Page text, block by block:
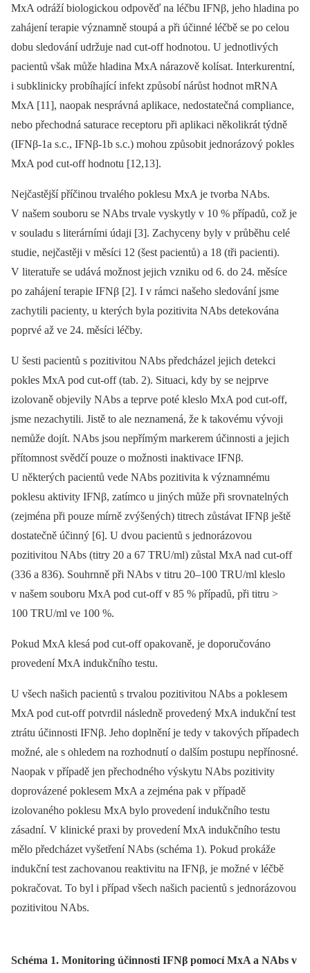
MxA odráží biologickou odpověď na léčbu IFNβ, jeho hladina po
zahájení terapie významně stoupá a při účinné léčbě se po celou
dobu sledování udržuje nad cut-off hodnotou. U jednotlivých
pacientů však může hladina MxA nárazově kolísat. Interkurentní,
i subklinicky probíhající infekt způsobí nárůst hodnot mRNA
MxA [11], naopak nesprávná aplikace, nedostatečná compliance,
nebo přechodná saturace receptoru při aplikaci několikrát týdně
(IFNβ-1a s.c., IFNβ-1b s.c.) mohou způsobit jednorázový pokles
MxA pod cut-off hodnotu [12,13].
Nejčastější příčinou trvalého poklesu MxA je tvorba NAbs.
V našem souboru se NAbs trvale vyskytly v 10 % případů, což je
v souladu s literárními údaji [3]. Zachyceny byly v průběhu celé
studie, nejčastěji v měsíci 12 (šest pacientů) a 18 (tři pacienti).
V literatuře se udává možnost jejich vzniku od 6. do 24. měsíce
po zahájení terapie IFNβ [2]. I v rámci našeho sledování jsme
zachytili pacienty, u kterých byla pozitivita NAbs detekována
poprvé až ve 24. měsíci léčby.
U šesti pacientů s pozitivitou NAbs předcházel jejich detekci
pokles MxA pod cut-off (tab. 2). Situaci, kdy by se nejprve
izolovaně objevily NAbs a teprve poté kleslo MxA pod cut-off,
jsme nezachytili. Jistě to ale neznamená, že k takovému vývoji
nemůže dojít. NAbs jsou nepřímým markerem účinnosti a jejich
přítomnost svědčí pouze o možnosti inaktivace IFNβ.
U některých pacientů vede NAbs pozitivita k významnému
poklesu aktivity IFNβ, zatímco u jiných může při srovnatelných
(zejména při pouze mírně zvýšených) titrech zůstávat IFNβ ještě
dostatečně účinný [6]. U dvou pacientů s jednorázovou
pozitivitou NAbs (titry 20 a 67 TRU/ml) zůstal MxA nad cut-off
(336 a 836). Souhrnně při NAbs v titru 20–100 TRU/ml kleslo
v našem souboru MxA pod cut-off v 85 % případů, při titru >
100 TRU/ml ve 100 %.
Pokud MxA klesá pod cut-off opakovaně, je doporučováno
provedení MxA indukčního testu.
U všech našich pacientů s trvalou pozitivitou NAbs a poklesem
MxA pod cut-off potvrdil následně provedený MxA indukční test
ztrátu účinnosti IFNβ. Jeho doplnění je tedy v takových případech
možné, ale s ohledem na rozhodnutí o dalším postupu nepřínosné.
Naopak v případě jen přechodného výskytu NAbs pozitivity
doprovázené poklesem MxA a zejména pak v případě
izolovaného poklesu MxA bylo provedení indukčního testu
zásadní. V klinické praxi by provedení MxA indukčního testu
mělo předcházet vyšetření NAbs (schéma 1). Pokud prokáže
indukční test zachovanou reaktivitu na IFNβ, je možné v léčbě
pokračovat. To byl i případ všech našich pacientů s jednorázovou
pozitivitou NAbs.
Schéma 1. Monitoring účinnosti IFNβ pomocí MxA a NAbs v